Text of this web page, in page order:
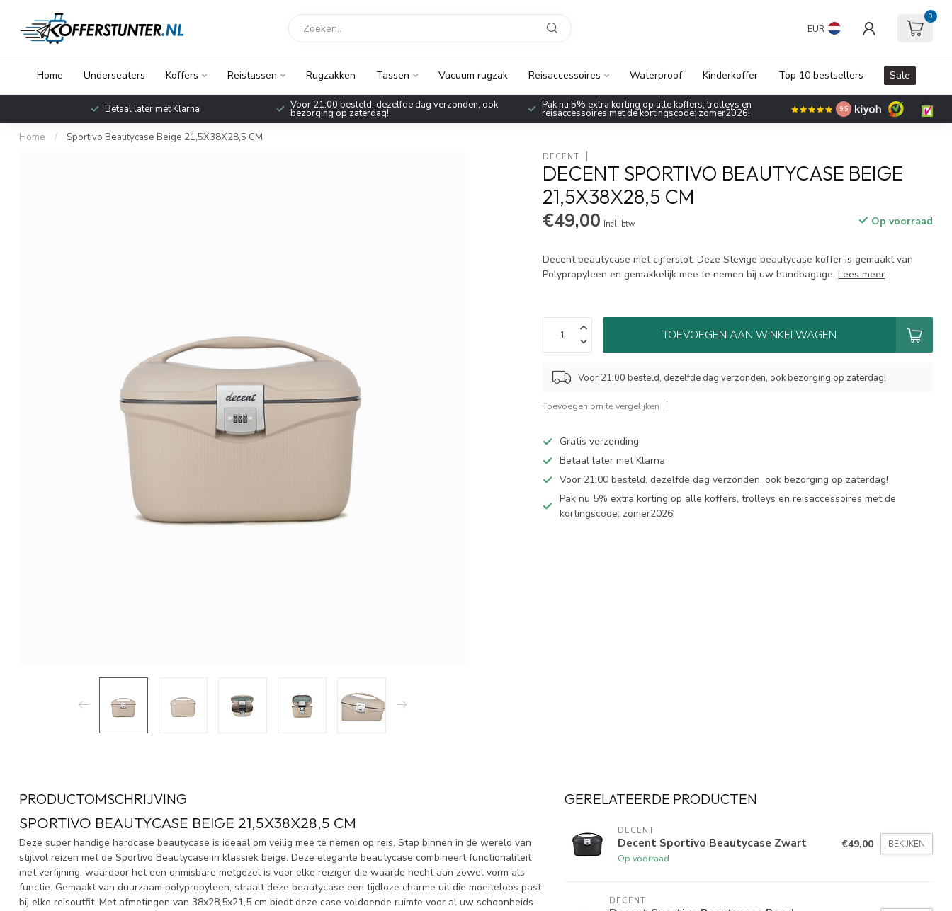
EUR
0
Home Underseaters Koffers Reistassen Rugzakken Tassen Vacuum rugzak Reisaccessoires Waterproof Kinderkoffer Top 10 bestsellers Sale
Betaal later met Klarna Voor 21:00 besteld, dezelfde dag verzonden, ook
bezorging op zaterdag!
Pak nu 5% extra korting op alle koffers, trolleys en
reisaccessoires met de kortingscode: zomer2026! 9.5
Home / Sportivo Beautycase Beige 21,5X38X28,5 CM
DECENT
DECENT SPORTIVO BEAUTYCASE BEIGE
21,5X38X28,5 CM
€49,00 Incl. btw Op voorraad
Decent beautycase met cijferslot. Deze Stevige beautycase koffer is gemaakt van
Polypropyleen en gemakkelijk mee te nemen bij uw handbagage.Lees meer.
TOEVOEGEN AAN WINKELWAGEN
Voor 21:00 besteld, dezelfde dag verzonden, ook bezorging op zaterdag!
Toevoegen om te vergelijken
Gratis verzending
Betaal later met Klarna
Voor 21:00 besteld, dezelfde dag verzonden, ook bezorging op zaterdag!
Pak nu 5% extra korting op alle koffers, trolleys en reisaccessoires met de
kortingscode: zomer2026!
PRODUCTOMSCHRIJVING
SPORTIVO BEAUTYCASE BEIGE 21,5X38X28,5 CM
Deze super handige hardcase beautycase is ideaal om veilig mee te nemen op reis. Stap binnen in de wereld van
stijlvol reizen met de Sportivo Beautycase in klassiek beige. Deze elegante beautycase combineert functionaliteit
met verfijning, waardoor het een onmisbare metgezel is voor elke reiziger die waarde hecht aan zowel vorm als
functie. Gemaakt van duurzaam polypropyleen, straalt deze beautycase een tijdloze charme uit die moeiteloos past
bij elke reisoutfit. Met afmetingen van 38x28,5x21,5 cm biedt deze case voldoende ruimte voor al uw schoonheids-
GERELATEERDE PRODUCTEN
DECENT
Decent Sportivo Beautycase Zwart
Op voorraad
€49,00 BEKIJKEN
DECENT